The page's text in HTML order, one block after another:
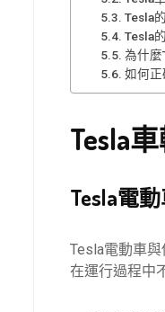
Tesla
Tesla
為什麼
如何正
Tesla
Tesla電
Tesla電動車
在運行過程中